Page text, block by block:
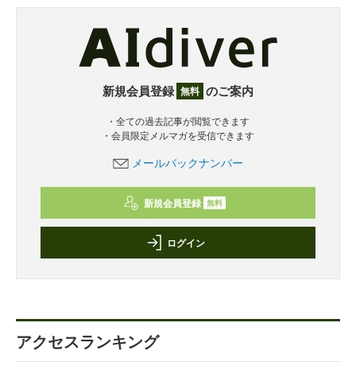
新規会員登録 無料 のご案内
・全ての過去記事が閲覧できます
・会員限定メルマガを受信できます
メールバックナンバー
新規会員登録 無料
ログイン
アクセスランキング